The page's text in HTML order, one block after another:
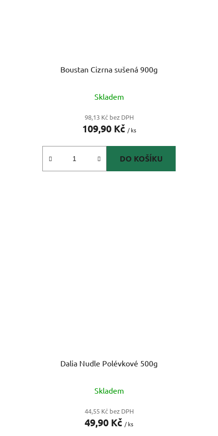
Boustan Cizrna sušená 900g
Skladem
98,13 Kč bez DPH
109,90 Kč / ks
DO KOŠÍKU
Dalia Nudle Polévkové 500g
Skladem
44,55 Kč bez DPH
49,90 Kč / ks